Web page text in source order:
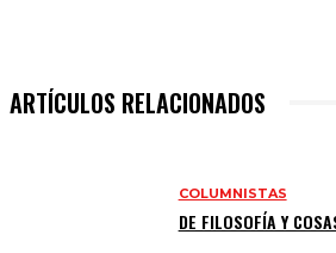
ARTÍCULOS RELACIONADOS
COLUMNISTAS
DE FILOSOFÍA Y